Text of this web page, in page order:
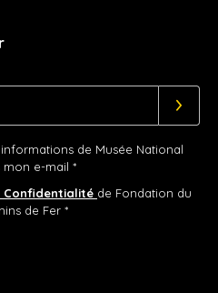
de Musée National
mon e-mail *
Confidentialité de Fondation du
de Fer *